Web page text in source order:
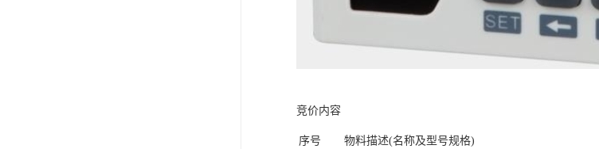
竞价内容
序号 物料描述(名称及型号规格)